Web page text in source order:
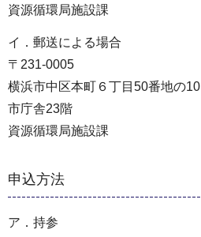
資源循環局施設課
イ．郵送による場合
〒231-0005
横浜市中区本町６丁目50番地の10
市庁舎23階
資源循環局施設課
申込方法
ア．持参